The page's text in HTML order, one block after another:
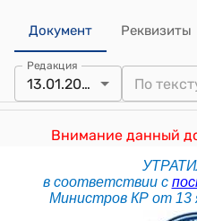
Документ Реквизиты
Редакция
13.01.2023
Внимание данный